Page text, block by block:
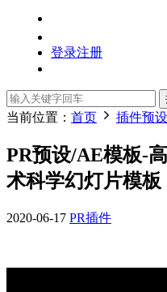
登录注册
当前位置： 首页 插件预设
PR预设/AE模板-
术科学幻灯片模板
2020-06-17 PR插件